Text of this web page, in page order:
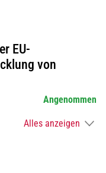
EU-
von
Angenommen
Alles anzeigen